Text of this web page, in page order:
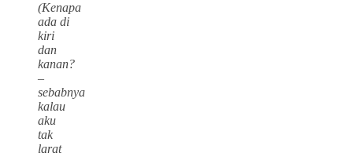
(Kenapa
ada di
kiri
dan
kanan?
–
sebabnya
kalau
aku
tak
larat